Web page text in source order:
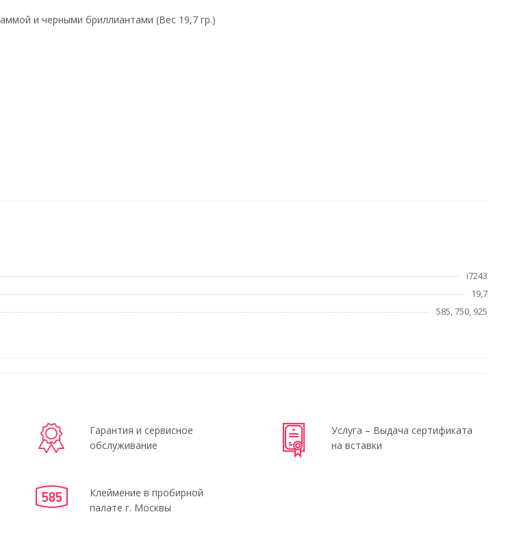
и черными бриллиантами (Вес 19,7 гр.)
i7243
19,7
585, 750, 925
Гарантия и сервисное
обслуживание
Услуга – Выдача сертификата
на вставки
Клеймение в пробирной
палате г. Москвы